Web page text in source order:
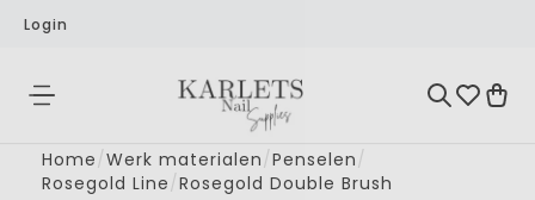
Login
Home/Werk materialen/Penselen/
Rosegold Line/Rosegold Double Brush